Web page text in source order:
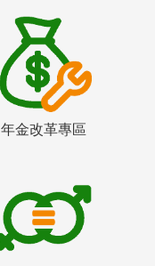
年金改革專區